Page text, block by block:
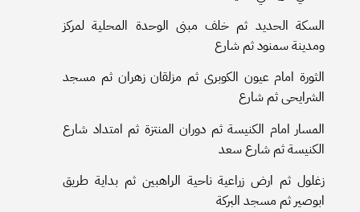
السكة الحديد ثم خلف مبنى الوحدة المحلية لمركز
ومدينة سمنود ثم شارع
الثورة امام عيون الكوبرى ثم مزلقان زهران ثم مسجد
الشرايحى ثم شارع
المسار امام الكنيسة ثم دوران المنتزة ثم امتداد شارع
الكنيسة ثم شارع سعد
زغلول ثم ارض زراعية ناحية الراهبين ثم بداية طريق
ابوصير ثم مسجد البركة